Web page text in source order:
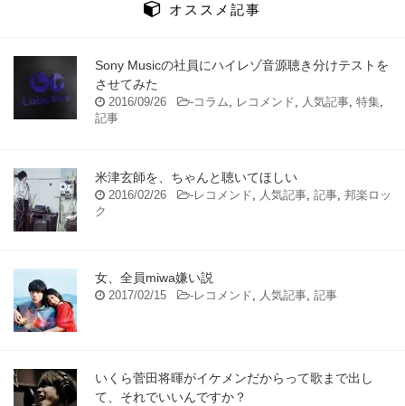
オススメ記事
Sony Musicの社員にハイレゾ音源聴き分けテストを
させてみた
2016/09/26 -コラム レコメンド 人気記事 特集
記事
米津玄師を、ちゃんと聴いてほしい
2016/02/26 -レコメンド 人気記事 記事 邦楽ロッ
ク
女、全員miwa嫌い説
2017/02/15 -レコメンド 人気記事 記事
いくら菅田将暉がイケメンだからって歌まで出し
て、それでいいんですか？